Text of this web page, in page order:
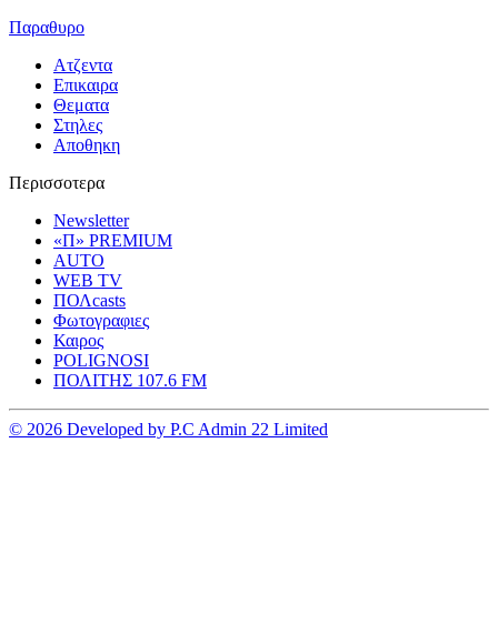
Παραθυρο
Ατζεντα
Επικαιρα
Θεματα
Στηλες
Αποθηκη
Περισσοτερα
Newsletter
«Π» PREMIUM
AUTO
WEB TV
ΠΟΛcasts
Φωτογραφιες
Καιρος
POLIGNOSI
ΠΟΛΙΤΗΣ 107.6 FM
© 2026 Developed by P.C Admin 22 Limited